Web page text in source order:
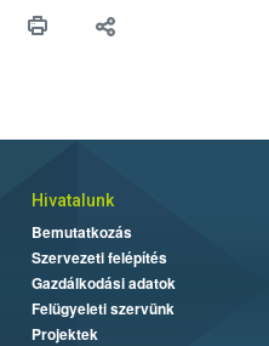
felhasználók számára is
Hivatalunk
Bemutatkozás
Szervezeti felépítés
Gazdálkodási adatok
Felügyeleti szervünk
Projektek